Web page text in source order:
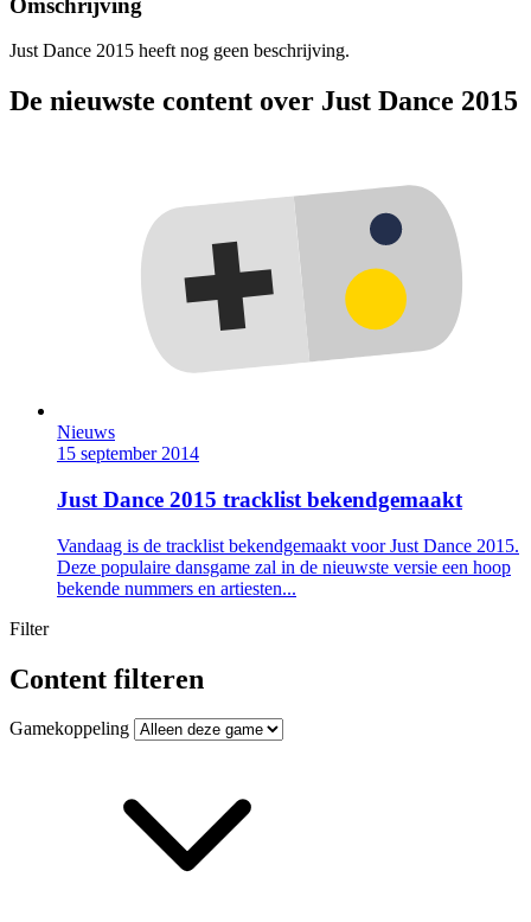
Just Dance 2015 heeft nog geen beschrijving.
De nieuwste content over Just Dance 2015
Nieuws
15 september 2014
Just Dance 2015 tracklist bekendgemaakt
Vandaag is de tracklist bekendgemaakt voor Just Dance 2015.
Deze populaire dansgame zal in de nieuwste versie een hoop
bekende nummers en artiesten...
Filter
Content filteren
Gamekoppeling